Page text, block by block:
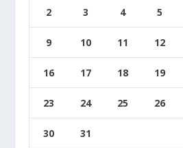
2 3 4 5
9 10 11 12
16 17 18 19
23 24 25 26
30
31